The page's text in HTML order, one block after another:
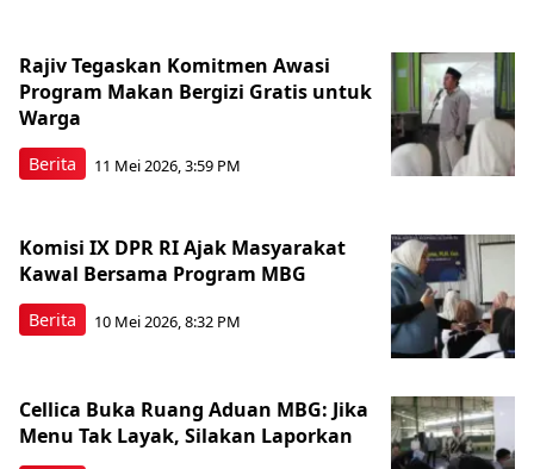
Berita
Rajiv Tegaskan Komitmen Awasi
Program Makan Bergizi Gratis untuk
Warga
11 Mei 2026, 3:59 PM
Berita
Komisi IX DPR RI Ajak Masyarakat
Kawal Bersama Program MBG
10 Mei 2026, 8:32 PM
Cellica Buka Ruang Aduan MBG: Jika
Menu Tak Layak, Silakan Laporkan